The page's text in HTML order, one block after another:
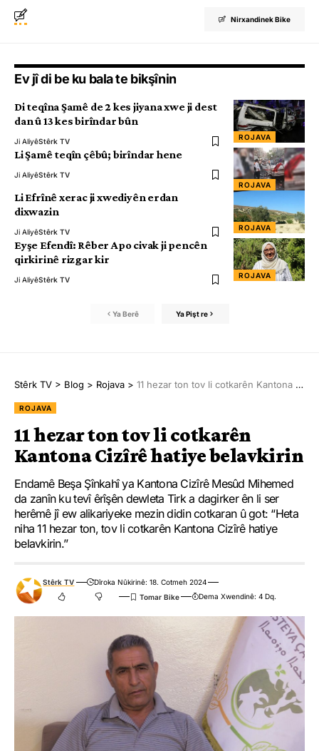
Nirxandinek Bike
Ev jî di be ku bala te bikşînin
ROJAVA
Di teqîna Şamê de 2 kes jiyana xwe ji dest
dan û 13 kes birîndar bûn
Ji AliyêStêrk TV
ROJAVA
Li Şamê teqîn çêbû; birîndar hene
Ji AliyêStêrk TV
ROJAVA
Li Efrînê xerac ji xwediyên erdan
dixwazin
Ji AliyêStêrk TV
ROJAVA
Eyşe Efendî: Rêber Apo civak ji pencên
qirkirinê rizgar kir
Ji AliyêStêrk TV
Ya Berê Ya Pişt re
Stêrk TV > Blog > Rojava > 11 hezar ton tov li cotkarên Kantona Cizîrê hatiye belavkirin
ROJAVA
11 hezar ton tov li cotkarên
Kantona Cizîrê hatiye belavkirin
Endamê Beşa Şînkahî ya Kantona Cizîrê Mesûd Mihemed
da zanîn ku tevî êrîşên dewleta Tirk a dagirker ên li ser
herêmê jî ew alikariyeke mezin didin cotkaran û got: “Heta
niha 11 hezar ton, tov li cotkarên Kantona Cizîrê hatiye
belavkirin.’’
Stêrk TV
Dîroka Nûkirinê: 18. Cotmeh 2024
Dema Xwendinê: 4 Dq.